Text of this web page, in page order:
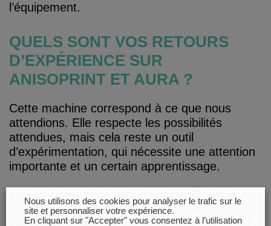
l’équipement.
QUELS SONT VOS RETOURS
D’EXPÉRIENCE SUR
ANISOPRINT ET AURA ?
Cette machine correspond à ce que nous
attendions. Elle respecte les possibilités
attendues, mais cela reste un outil
d’expérimentation, qui nécessite une attention
importante et un certain apprentissage.
quand il s’agit de rester dans les profils
standards prédéfinis par le constructeur. Dès
Nous utilisons des cookies pour analyser le trafic sur le
site et personnaliser votre expérience.
En cliquant sur "Accepter" vous consentez à l’utilisation